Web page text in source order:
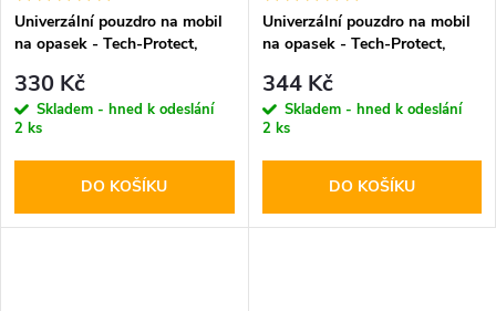
Univerzální pouzdro na mobil
na opasek - Tech-Protect,
330 Kč
Skladem - hned k odeslání
2 ks
DO KOŠÍKU
Univerzální pouzdro na mobil
na opasek - Tech-Protect,
344 Kč
Skladem - hned k odeslání
2 ks
DO KOŠÍKU